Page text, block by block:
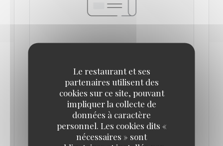
Le restaurant et ses
partenaires utilisent des
cookies sur ce site, pouvant
impliquer la collecte de
données à caractère
personnel. Les cookies dits «
nécessaires » sont
EMMANUEL RUBIN
21/02/2017
VOIR L'ARTICLE((OUVRE UNE NOUVELLE FENÊTRE))